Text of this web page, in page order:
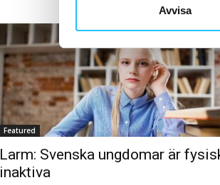
Avvisa
Featured
Larm: Svenska ungdomar är
inaktiva